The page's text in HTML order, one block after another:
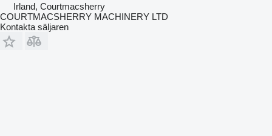
Irland, Courtmacsherry
COURTMACSHERRY MACHINERY LTD
Kontakta säljaren